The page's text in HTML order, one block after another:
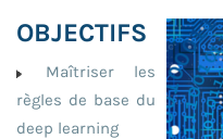
OBJECTIFS
Maîtriser les
règles de base du
deep learning